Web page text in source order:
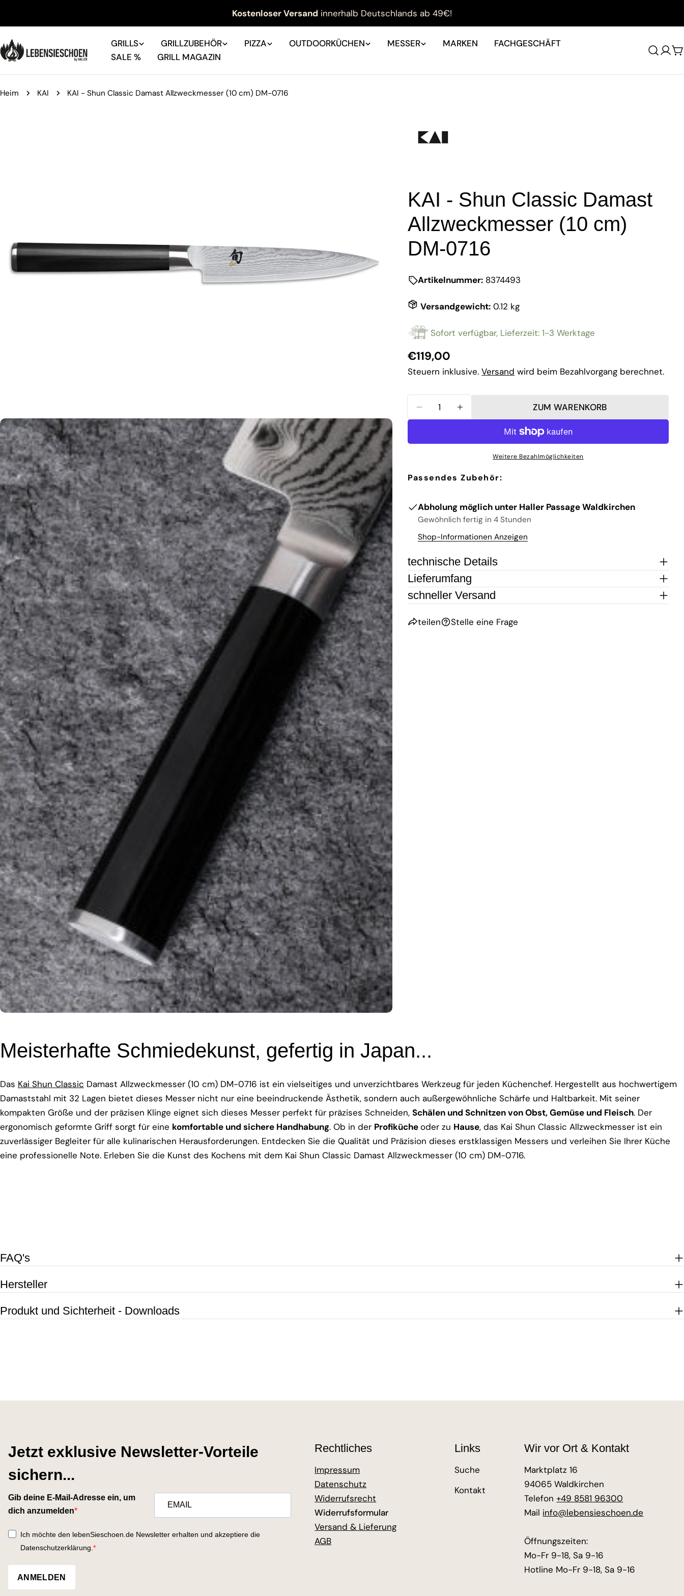
Kostenloser Versand innerhalb Deutschlands ab 49€!
GRILLS GRILLZUBEHÖR PIZZA OUTDOORKÜCHEN MESSER MARKEN
FACHGESCHÄFT
SALE %
GRILL MAGAZIN
Heim KAI KAI - Shun Classic Damast Allzweckmesser (10 cm) DM-0716
Sie das Medium 0 im Modalmodus
Sie das Medium 1 im Modalmodus
KAI - Shun Classic Damast
Allzweckmesser (10 cm)
DM-0716
Artikelnummer: 8374493
Versandgewicht: 0.12 kg
Sofort verfügbar, Lieferzeit: 1-3 Werktage
Regulärer
Preis
€119,00
Steuern inklusive.Versand wird beim Bezahlvorgang berechnet.
MENGE FÜR KAI - SHUN CLASSIC DAMAST
MENGE FÜR KAI - SHUN CLASSIC DAMAST
ZUM WARENKORB
Weitere Bezahlmöglichkeiten
Passendes Zubehör:
Abholung möglich unter Haller Passage Waldkirchen
Gewöhnlich fertig in 4 Stunden
Shop-Informationen Anzeigen
technische Details
Lieferumfang
schneller Versand
teilen
Teilen Sie dieses Produkt
teilen
Auf
Facebook
teilen
Stelle eine Frage
Name
Deine
E-
Mail
Telefon
Ihre
Nachricht
Die mit * gekennzeichneten Felder sind Pflichtfelder.
Meisterhafte Schmiedekunst, gefertig in Japan...
Das Kai Shun Classic Damast Allzweckmesser (10 cm) DM-0716 ist ein vielseitiges und unverzichtbares Werkzeug für jeden Küchenchef. Hergestellt aus hochwertigem
Damaststahl mit 32 Lagen bietet dieses Messer nicht nur eine beeindruckende Ästhetik, sondern auch außergewöhnliche Schärfe und Haltbarkeit. Mit seiner
kompakten Größe und der präzisen Klinge eignet sich dieses Messer perfekt für präzises Schneiden, Schälen und Schnitzen von Obst, Gemüse und Fleisch. Der
ergonomisch geformte Griff sorgt für eine komfortable und sichere Handhabung. Ob in der Profikücheoder zu Hause, das Kai Shun Classic Allzweckmesser ist ein
zuverlässiger Begleiter für alle kulinarischen Herausforderungen. Entdecken Sie die Qualität und Präzision dieses erstklassigen Messers und verleihen Sie Ihrer Küche
eine professionelle Note. Erleben Sie die Kunst des Kochens mit dem Kai Shun Classic Damast Allzweckmesser (10 cm) DM-0716.
FAQ's
Hersteller
Produkt und Sichterheit - Downloads
Jetzt exklusive Newsletter-Vorteile
sichern...
Gib deine E-Mail-Adresse ein, um
dich anzumelden
Ich möchte den lebenSieschoen.de Newsletter erhalten und akzeptiere die
Datenschutzerklärung.
ANMELDEN
Rechtliches
Impressum
Datenschutz
Widerrufsrecht
Widerrufsformular
Versand & Lieferung
AGB
Links
Suche
Kontakt
Wir vor Ort & Kontakt
Marktplatz 16
94065 Waldkirchen
Telefon+49 8581 96300
Mail info@lebensieschoen.de
Öffnungszeiten:
Mo-Fr 9-18, Sa 9-16
Hotline Mo-Fr 9-18, Sa 9-16